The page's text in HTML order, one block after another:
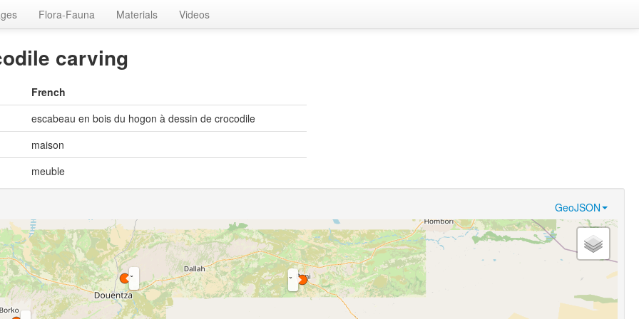
Flora-Fauna Materials Videos
carving
French
escabeau en bois du hogon à dessin de crocodile
maison
meuble
GeoJSON